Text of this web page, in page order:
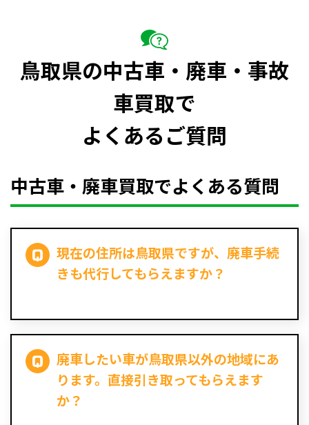
鳥取県の中古車・廃車・事故
車買取で
よくあるご質問
中古車・廃車買取でよくある質問
現在の住所は鳥取県ですが、廃車手続
きも代行してもらえますか？
廃車したい車が鳥取県以外の地域にあ
ります。直接引き取ってもらえます
か？